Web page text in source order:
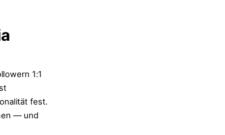
1:1
fest.
— und